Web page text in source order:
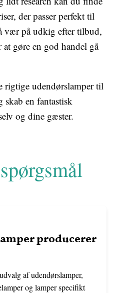
der passer perfekt til
vær på udkig efter tilbud,
gøre en god handel gå
rigtige udendørslamper til
en fantastisk
og dine gæster.
producerer
af udendørslamper,
og lamper specifikt